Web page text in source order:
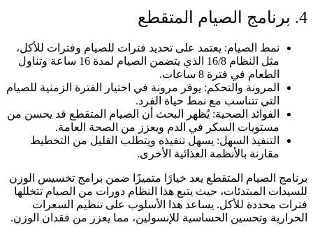
4. برنامج الصيام المتقطع
نمط الصيام: يعتمد على تحديد فترات للصيام وفترات للأكل،
مثل النظام 16/8 الذي يتضمن الصيام لمدة 16 ساعة وتناول
الطعام في فترة 8 ساعات.
المرونة والتحكم: يوفر مرونة في اختيار الفترة الزمنية للصيام
التي تتناسب مع نمط حياة الفرد.
الفوائد الصحية: يُظهر البحث أن الصيام المتقطع قد يحسن من
مستويات السكر في الدم ويعزز من الصحة العامة.
التنفيذ السهل: يسهل تنفيذه ويتطلب القليل من التخطيط
مقارنة بالأنظمة الغذائية الأخرى.
برنامج الصيام المتقطع يعد خيارًا متميزًا ضمن برامج تخسيس الوزن
للسيدات المبتدئات، حيث يتبع هذا النظام دورات من الصيام تتخللها
فترات محددة للأكل. يساعد هذا الأسلوب على تنظيم السعرات
الحرارية وتحسين الحساسية للإنسولين، مما يعزز من فقدان الوزن.